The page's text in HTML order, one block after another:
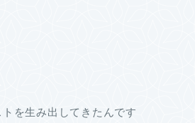
を生み出してきたんです